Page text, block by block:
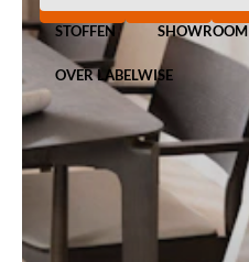
STOFFEN SHOWROOM
OVER LABELWISE